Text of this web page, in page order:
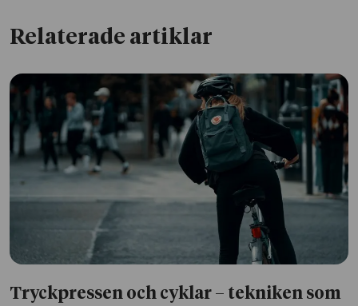
Relaterade artiklar
Tryckpressen och cyklar – tekniken som